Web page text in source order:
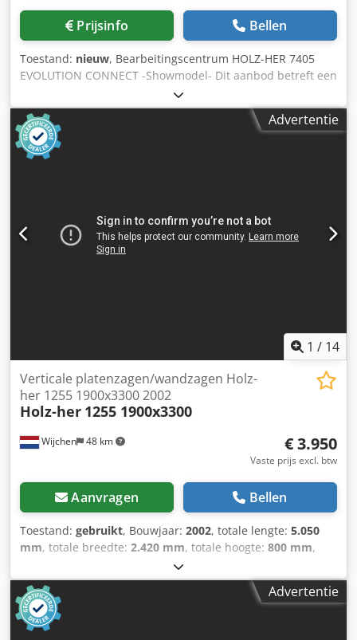
Zaagblad Ø van zaagkop: x 20 x 5 mm, Aantal
gereedschappen in de wisselaar: 6 + 1 stuk,
Persluchtverbruik: 200 NL/min. Kwaliteitsinformatie: -
volledige basisreiniging - elektra gecontroleerd -
pneumatiek gecontroleerd - afgesteld volgens de
specificaties van de fabrikant - direct inzetbaar
Prijsinfo Bellen
Toestand: nieuw, Bearbeitingscentrum HOLZ-HER 7405
EVOLUTION CONNECT -Showmodel- Dit aanbod betreft een
uitrustingspakket. De volgende artikelen en opties zijn al
inbegrepen in de prijs: - Materiaalopslag - In hoogte
verstelbare inloopsnelband Dkedpfszq Dbdex Aftor -
Diamanten formaatfreesset EVOLUTION - CAMPUS V8
EVOLUTION CAD/CAM-software - Flatscreen 21,5", 16:9 -
koeling van de schakelkast - Gereedschapswisselaar 7874 -
Hoekoverbrenging 7869 - Adapter voor Clamex-frees -
Gereedschapsset - 4-assige CLAMEX -
Advertentie
1 / 14
Wijchen 48 km
Verticale platenzagen/wandzagen Holz-
her 1255 1900x3300 2002
Holz-her 1255 1900x3300
€ 3.950
Vaste prijs excl. btw
Aanvragen Bellen
Toestand: gebruikt, Bouwjaar: 2002, totale lengte: 5.050
mm, totale breedte: 2.420 mm, totale hoogte: 800 mm,
Kleur: Grijs Gewicht: 750 kg - Bijzonderheden: - └
Omschrijving: Digitale aflezing fungeert niet. - Bouwjaar:
2002 - Documentatie aanwezig: Nee - CE certificaat
aanwezig: Nee - Serienummer: 221 / 0-206 - Max.
zaaghoogte verticaal [mm]: 1950 - Max. zaaghoogte
Advertentie